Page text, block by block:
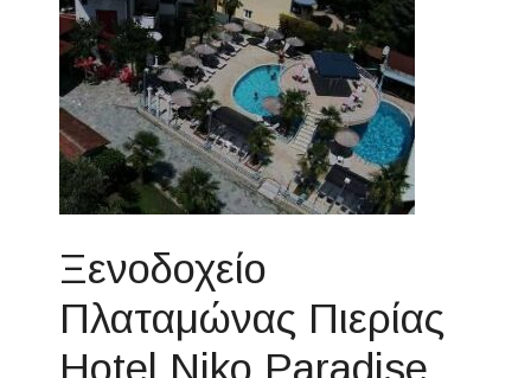
Ξενοδοχείο
Πλαταμώνας Πιερίας
Hotel Niko Paradise